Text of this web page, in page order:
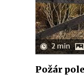
2 min
Požár